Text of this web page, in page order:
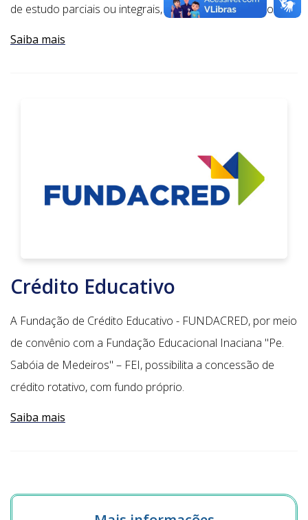
de estudo parciais ou integrais, dirigido a vestibulandos.
Saiba mais
Crédito Educativo
A Fundação de Crédito Educativo - FUNDACRED, por meio
de convênio com a Fundação Educacional Inaciana "Pe.
Sabóia de Medeiros" – FEI, possibilita a concessão de
crédito rotativo, com fundo próprio.
Saiba mais